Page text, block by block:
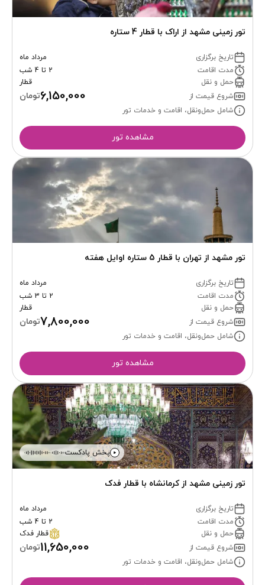
تور زمینی مشهد از اراک با قطار 4 ستاره
تاریخ برگزاری
مرداد ماه
مدت اقامت
2 تا 4 شب
حمل و نقل
قطار
شروع قیمت از
6,150,000تومان
شامل حمل‌ونقل، اقامت و خدمات تور
مشاهده تور
تور مشهد از تهران با قطار 5 ستاره اوایل هفته
تاریخ برگزاری
مرداد ماه
مدت اقامت
2 تا 3 شب
حمل و نقل
قطار
شروع قیمت از
7,800,000تومان
شامل حمل‌ونقل، اقامت و خدمات تور
مشاهده تور
تور زمینی مشهد از کرمانشاه با قطار فدک
پخش پادکست
تاریخ برگزاری
مرداد ماه
مدت اقامت
2 تا 4 شب
حمل و نقل
قطار فدک
شروع قیمت از
11,650,000تومان
شامل حمل‌ونقل، اقامت و خدمات تور